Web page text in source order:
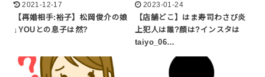
2021-12-17
【再婚相手:裕子】松岡俊介の娘
↓YOUとの息子は然?
2023-01-24
【店舗どこ】はま寿司わさび炎
上犯人は誰?顔は?インスタは
taiyo_06…